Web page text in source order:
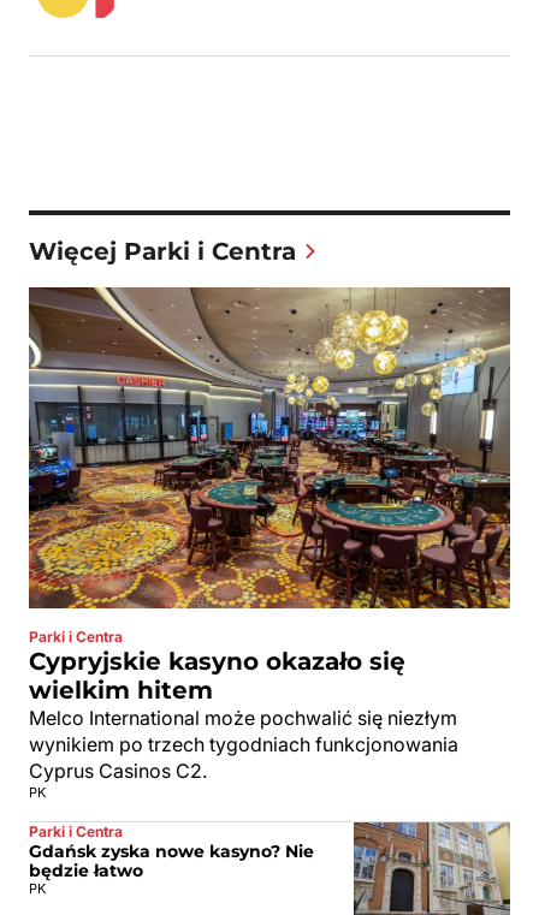
Więcej Parki i Centra
Parki i Centra
Cypryjskie kasyno okazało się
wielkim hitem
Melco International może pochwalić się niezłym
wynikiem po trzech tygodniach funkcjonowania
Cyprus Casinos C2.
PK
Parki i Centra
Gdańsk zyska nowe kasyno? Nie
będzie łatwo
PK